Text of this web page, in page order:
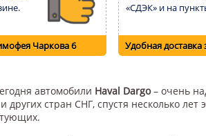
Чаркова 6
«СДЭК» и на
Удобная доставка
автомобили Haval Dargo– очень
других стран СНГ, спустя несколько